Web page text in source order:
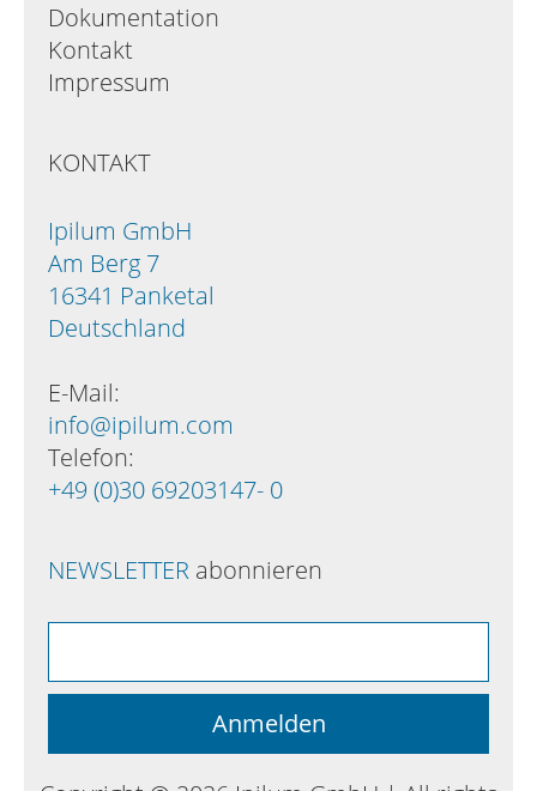
Dokumentation
Kontakt
Impressum
KONTAKT
Ipilum GmbH
Am Berg 7
16341 Panketal
Deutschland
E-Mail:
info@ipilum.com
Telefon:
+49 (0)30 69203147- 0
NEWSLETTER abonnieren